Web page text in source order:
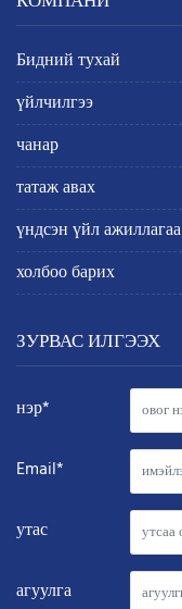
Бидний тухай
үйлчилгээ
чанар
татаж авах
үндсэн үйл ажиллагаа
холбоо барих
ЗУРВАС ИЛГЭЭХ
нэр*
Email*
утас
агуулга